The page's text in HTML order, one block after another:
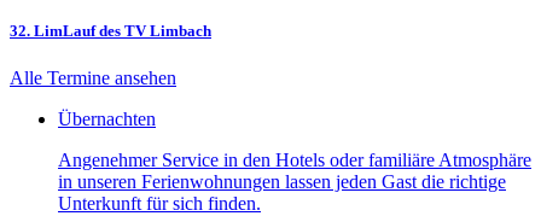
32. LimLauf des TV Limbach
Alle Termine ansehen
Übernachten
Angenehmer Service in den Hotels oder familiäre Atmosphäre
in unseren Ferienwohnungen lassen jeden Gast die richtige
Unterkunft für sich finden.